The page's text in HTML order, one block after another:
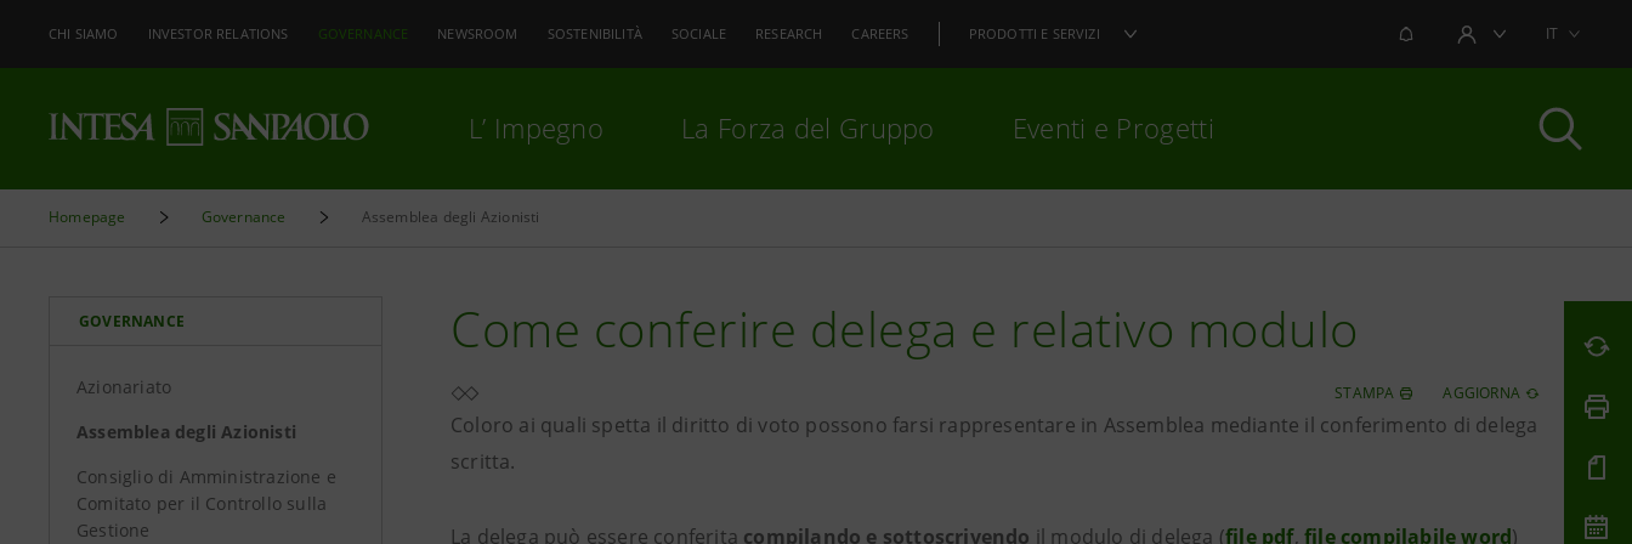
CHI SIAMO INVESTOR RELATIONS GOVERNANCE NEWSROOM SOSTENIBILITÀ SOCIALE RESEARCH CAREERS PRODOTTI E SERVIZI NOTIFICHEAREA UTENTEIT
L’ Impegno La Forza del Gruppo Eventi e Progetti
Homepage Governance Assemblea degli Azionisti
GOVERNANCE
Azionariato
Assemblea degli Azionisti
Consiglio di Amministrazione e
Comitato per il Controllo sulla
Gestione
Come conferire delega e relativo modulo
STAMPA AGGIORNA
Coloro ai quali spetta il diritto di voto possono farsi rappresentare in Assemblea mediante il conferimento di delega
scritta.
La delega può essere conferita compilando e sottoscrivendo il modulo di delega (file pdf,file compilabile word)